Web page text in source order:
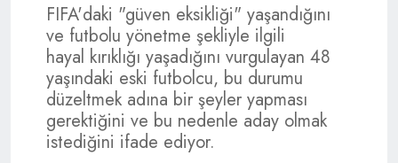
FIFA'daki "güven eksikliği" yaşandığını
ve futbolu yönetme şekliyle ilgili
hayal kırıklığı yaşadığını vurgulayan 48
yaşındaki eski futbolcu, bu durumu
düzeltmek adına bir şeyler yapması
gerektiğini ve bu nedenle aday olmak
istediğini ifade ediyor.